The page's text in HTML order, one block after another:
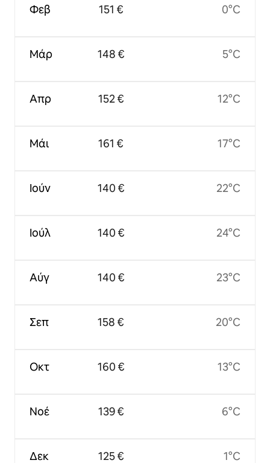
Φεβ
Μάρ
Απρ
Μάι
Ιούν
Ιούλ
Αύγ
Σεπ
Οκτ
Νοέ
Δεκ
151 €
148 €
152 €
161 €
140 €
140 €
140 €
158 €
160 €
139 €
125 €
0°C
5°C
12°C
17°C
22°C
24°C
23°C
20°C
13°C
6°C
1°C